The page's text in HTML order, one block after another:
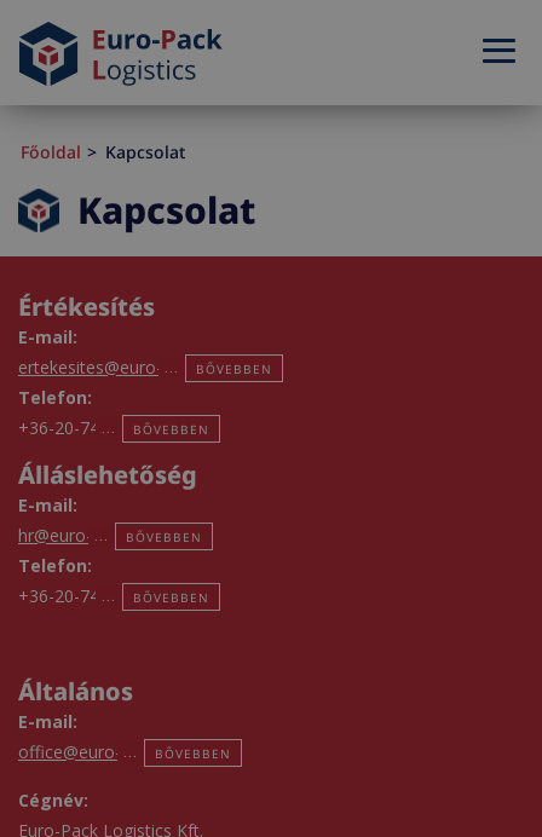
Főoldal Kapcsolat
Kapcsolat
Értékesítés
E-mail:
ertekesites@euro-pack.huBŐVEBBEN
Telefon:
+36-20-747-3048BŐVEBBEN
Álláslehetőség
E-mail:
hr@euro-pack.huBŐVEBBEN
Telefon:
+36-20-747-3111BŐVEBBEN
Általános
E-mail:
office@euro-pack.huBŐVEBBEN
Cégnév:
Euro-Pack Logistics Kft.